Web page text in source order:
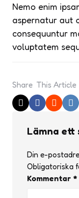
Nemo enim
aspernatur aut
consequuntur
voluptatem
Share This Article
Lämna ett
Din e-
Obligatoriska
Kommentar *